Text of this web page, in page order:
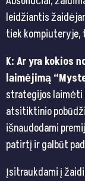
leidžiantis
tiek kompiuteryje,
K: Ar yra kokios
laimėjimą
strategijos laimėti
atsitiktinio
išnaudodami
patirtį ir galbūt
Įsitraukdami į